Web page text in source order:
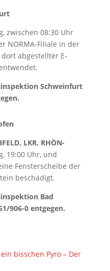
zwischen 08:30 Uhr
NORMA-Filiale in der
abgestellter E-
Schweinfurt
LKR. RHÖN-
19:00 Uhr, und
Fensterscheibe der
beschädigt.
Bad
906-0 entgegen.
bisschen Pyro – Der